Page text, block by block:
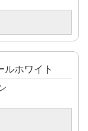
ルホワイト